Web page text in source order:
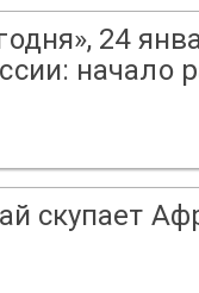
24
начало
скупает